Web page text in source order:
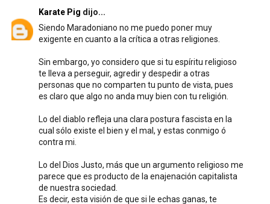
Karate Pig dijo...
Siendo Maradoniano no me puedo poner muy
exigente en cuanto a la crítica a otras religiones.
Sin embargo, yo considero que si tu espíritu religioso
te lleva a perseguir, agredir y despedir a otras
personas que no comparten tu punto de vista, pues
es claro que algo no anda muy bien con tu religión.
Lo del diablo refleja una clara postura fascista en la
cual sólo existe el bien y el mal, y estas conmigo ó
contra mi.
Lo del Dios Justo, más que un argumento religioso me
parece que es producto de la enajenación capitalista
de nuestra sociedad.
Es decir, esta visión de que si le echas ganas, te